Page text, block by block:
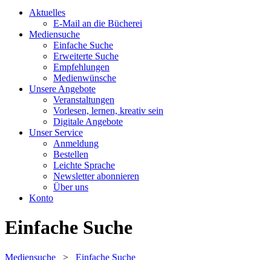
Aktuelles
E-Mail an die Bücherei
Mediensuche
Einfache Suche
Erweiterte Suche
Empfehlungen
Medienwünsche
Unsere Angebote
Veranstaltungen
Vorlesen, lernen, kreativ sein
Digitale Angebote
Unser Service
Anmeldung
Bestellen
Leichte Sprache
Newsletter abonnieren
Über uns
Konto
Einfache Suche
Mediensuche > Einfache Suche